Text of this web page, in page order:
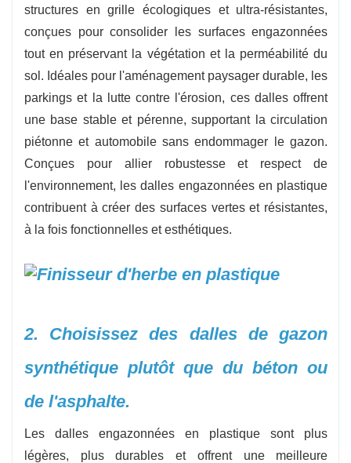
conformément aux directives en matière
d'infrastructures vertes.
-Installation rapide et facileLes panneaux
modulaires légers et emboîtables permettent
une réunion rapide sur site avec un minimum de
travail et aucun outil lourd requis.
structures en grille écologiques et ultra-résistantes,
conçues pour consolider les surfaces engazonnées
tout en préservant la végétation et la perméabilité du
sol. Idéales pour l'aménagement paysager durable, les
parkings et la lutte contre l'érosion, ces dalles offrent
une base stable et pérenne, supportant la circulation
piétonne et automobile sans endommager le gazon.
Conçues pour allier robustesse et respect de
l'environnement, les dalles engazonnées en plastique
contribuent à créer des surfaces vertes et résistantes,
à la fois fonctionnelles et esthétiques.
2. Choisissez des dalles de gazon
synthétique plutôt que du béton ou
de l'asphalte.
Les dalles engazonnées en plastique sont plus
légères, plus durables et offrent une meilleure